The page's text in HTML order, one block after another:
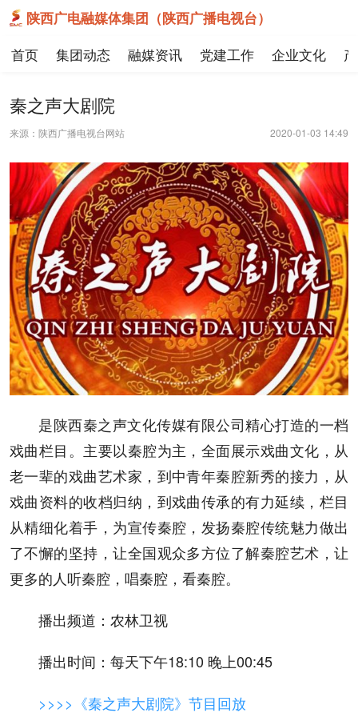
陕西广电融媒体集团（陕西广播电视台）
首页 集团动态 融媒资讯 党建工作 企业文化
秦之声大剧院
来源：陕西广播电视台网站 2020-01-03 14:49
是陕西秦之声文化传媒有限公司精心打造的一档
戏曲栏目。主要以秦腔为主，全面展示戏曲文化，从
老一辈的戏曲艺术家，到中青年秦腔新秀的接力，从
戏曲资料的收档归纳，到戏曲传承的有力延续，栏目
从精细化着手，为宣传秦腔，发扬秦腔传统魅力做出
了不懈的坚持，让全国观众多方位了解秦腔艺术，让
更多的人听秦腔，唱秦腔，看秦腔。
播出频道：农林卫视
播出时间：每天下午18:10 晚上00:45
>>>>《秦之声大剧院》节目回放